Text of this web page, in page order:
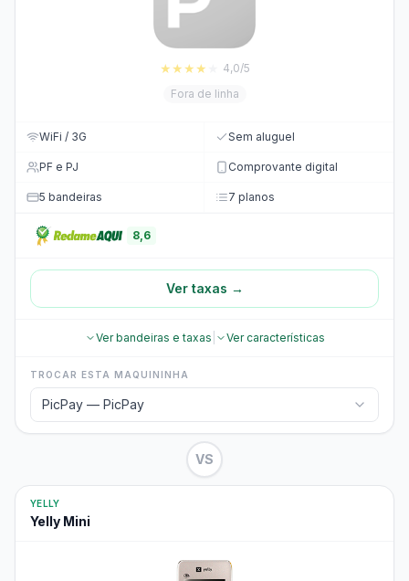
★★★★
4,0/5
Fora de linha
WiFi / 3G Sem aluguel
PF e PJ Comprovante digital
5 bandeiras 7 planos
8,6
Ver taxas →
Ver bandeiras e taxas Ver características
TROCAR ESTA MAQUININHA
PicPay — PicPay
VS
YELLY
Yelly Mini